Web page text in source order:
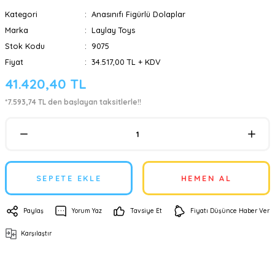
Kategori
Anasınıfı Figürlü Dolaplar
Marka
Laylay Toys
Stok Kodu
9075
Fiyat
34.517,00 TL + KDV
41.420,40 TL
*7.593,74 TL den başlayan taksitlerle!!
SEPETE EKLE HEMEN AL
Paylaş Yorum Yaz Tavsiye Et Fiyatı Düşünce Haber Ver
Karşılaştır